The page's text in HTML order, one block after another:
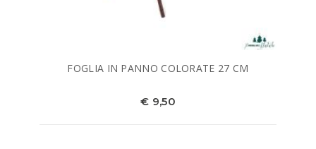
FOGLIA IN PANNO COLORATE 27 CM
€ 9,50